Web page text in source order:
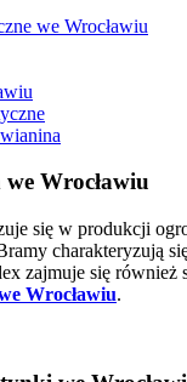
we Wrocławiu
Wrocławiu
się w produkcji
charakteryzują
zajmuje się również
Wrocławiu.